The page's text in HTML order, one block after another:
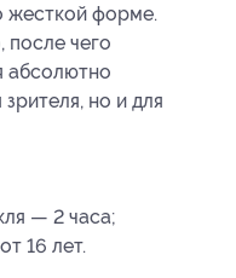
жесткой форме.
после чего
абсолютно
но и для
— 2 часа;
16 лет.